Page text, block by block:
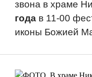
звона в храме
года в 11-00
иконы Божией